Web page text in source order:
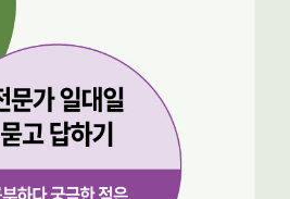
인, 담당 편집자 등을 표시하는 곳) 중 ISBN
로 된 곳의 뒤 다섯 자리 숫자 05320)
만 가능
동영상 강좌